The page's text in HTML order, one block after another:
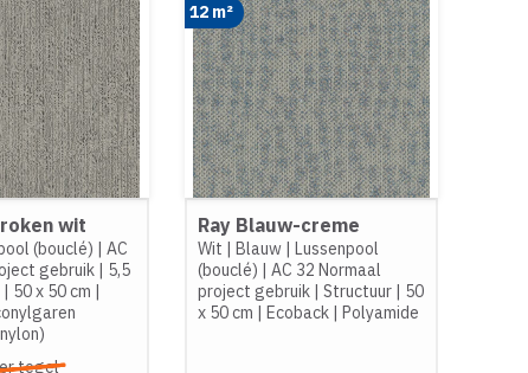
wit
(bouclé) |AC
gebruik | 5,5
| 50 x 50 cm |
tegel
12 m²
Ray Blauw-creme
Wit | Blauw| Lussenpool
(bouclé) | AC 32 Normaal
project gebruik| Structuur| 50
x 50 cm | Ecoback| Polyamide